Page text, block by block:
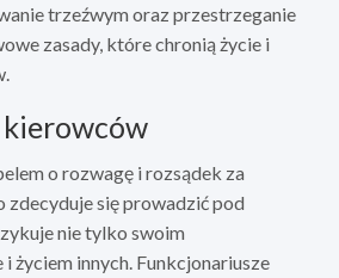
trzeźwym oraz przestrzeganie
zasady, które chronią życie i
kierowców
o rozwagę i rozsądek za
zdecyduje się prowadzić pod
nie tylko swoim
życiem innych. Funkcjonariusze